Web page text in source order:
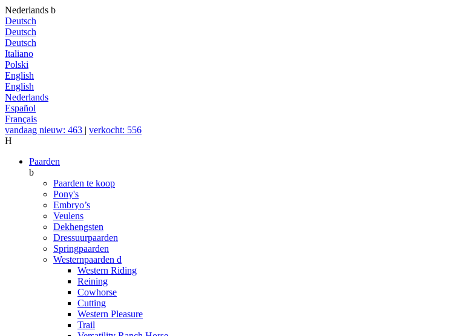
Nederlands b
Deutsch
Deutsch
Deutsch
Italiano
Polski
English
English
Nederlands
Español
Français
vandaag nieuw: 463 | verkocht: 556
H
Paarden
b
Paarden te koop
Pony's
Embryo’s
Veulens
Dekhengsten
Dressuurpaarden
Springpaarden
Westernpaarden d
Western Riding
Reining
Cowhorse
Cutting
Western Pleasure
Trail